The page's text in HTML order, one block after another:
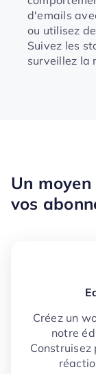
d'emails
ou utilisez
Suivez les
surveillez la
Un
vos
Créez un
notre
Construisez